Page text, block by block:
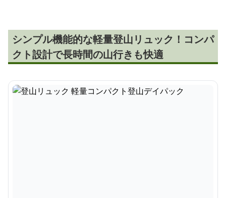
シンプル機能的な軽量登山リュック！コンパ
クト設計で長時間の山行きも快適